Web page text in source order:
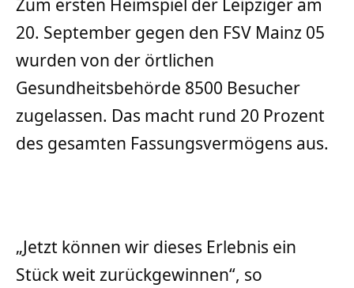
Zum ersten Heimspiel der Leipziger am
20. September gegen den FSV Mainz 05
wurden von der örtlichen
Gesundheitsbehörde 8500 Besucher
zugelassen. Das macht rund 20 Prozent
des gesamten Fassungsvermögens aus.
„Jetzt können wir dieses Erlebnis ein
Stück weit zurückgewinnen“, so